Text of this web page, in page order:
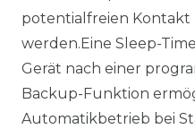
potentialfreien Kontakt
werden.Eine Sleep-
Gerät nach einer
Backup-Funktion
Automatikbetrieb bei